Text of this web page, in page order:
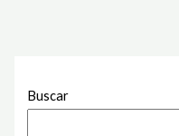
Buscar